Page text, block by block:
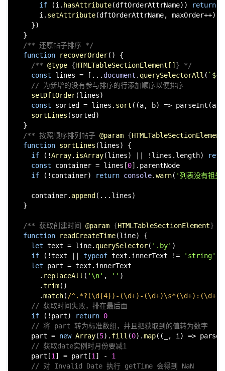
if (i. hasAttribute(dftOrderAttrName))
return
i. setAttribute(dftOrderAttrName, maxOrder++)
})
}
/** 还原帖子排序 */
function
recoverOrder( ) {
/** @type {HTMLTableSectionElement[] } */
const lines = [...document . querySelectorAll ( `
// 为新增的没有参与排序的行添加顺序以便排序
setDftOrder(lines)
const sorted = lines. sort ( (a, b) => parseInt (a.
sortLines (sorted)
}
/** 按照顺序排列帖子 @param {
function sortLines (lines) {
if (!Array. isArray(lines) || !lines. length)
const container = lines[0]. parentNode
if (!container) return console.warn( '列表没有祖先
container. append (...lines)
}
/** 获取创建时间 @param {HTMLTableSectionElement}
function
readCreateTime(line) {
let text = line. querySelector( '.by' )
if (!text || typeof text. innerText != 'string'
let part = text. innerText
. replaceAll ( '\n' , '' )
.trim()
.match(/^.*?(\d{4})-(\d+)-
// 获取时间失败，排在最后面
if (!part) return 0
// 将 part 转为标准数组，并且把获取到的值转为数字
part = new Array(5). fill (0).map( ( _, i) =>
// 获取date实例时月份要减1
part[1] = part[1] - 1
// 对 Invalid Date 执行 getTime 会得到 NaN